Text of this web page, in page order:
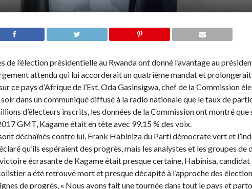
de l’élection présidentielle au Rwanda ont donné l’avantage au
attendu qui lui accorderait un quatrième mandat et
ce pays d’Afrique de l’Est, Oda Gasinsigwa, chef de la Commission
dans un communiqué diffusé à la radio nationale que le taux de
d’électeurs inscrits, les données de la Commission ont montré que
GMT, Kagame était en tête avec 99,15 % des voix.
déchaînés contre lui, Frank Habiniza du Parti démocrate vert et
qu’ils espéraient des progrès, mais les analystes et les groupes de
écrasante de Kagame était presque certaine, Habinisa, candidat
a été retrouvé mort et presque décapité à l’approche des
de progrès, « Nous avons fait une tournée dans tout le pays et